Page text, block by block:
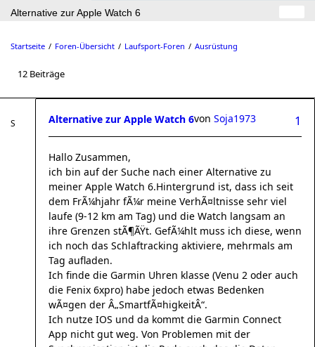
Alternative zur Apple Watch 6
Startseite Foren-Übersicht Laufsport-Foren Ausrüstung
12 Beiträge
Alternative zur Apple Watch 6 1
von Soja1973
Hallo Zusammen,
ich bin auf der Suche nach einer Alternative zu
meiner Apple Watch 6.Hintergrund ist, dass ich seit
dem FrÃ¼hjahr fÃ¼r meine VerhÃ¤ltnisse sehr viel
laufe (9-12 km am Tag) und die Watch langsam an
ihre Grenzen stÃ¶ÃŸt. GefÃ¼hlt muss ich diese, wenn
ich noch das Schlaftracking aktiviere, mehrmals am
Tag aufladen.
Ich finde die Garmin Uhren klasse (Venu 2 oder auch
die Fenix 6xpro) habe jedoch etwas Bedenken
wÃ¤gen der Â„SmartfÃ¤higkeitÂ“.
Ich nutze IOS und da kommt die Garmin Connect
App nicht gut weg. Von Problemen mit der